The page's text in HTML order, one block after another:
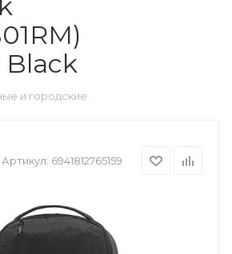
Black
и городские
Артикул: 6941812765159